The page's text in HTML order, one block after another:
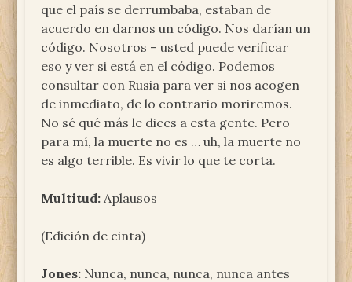
que el país se derrumbaba, estaban de
acuerdo en darnos un código. Nos darían un
código. Nosotros – usted puede verificar
eso y ver si está en el código. Podemos
consultar con Rusia para ver si nos acogen
de inmediato, de lo contrario moriremos.
No sé qué más le dices a esta gente. Pero
para mí, la muerte no es … uh, la muerte no
es algo terrible. Es vivir lo que te corta.
Multitud: Aplausos
(Edición de cinta)
Jones: Nunca, nunca, nunca, nunca antes